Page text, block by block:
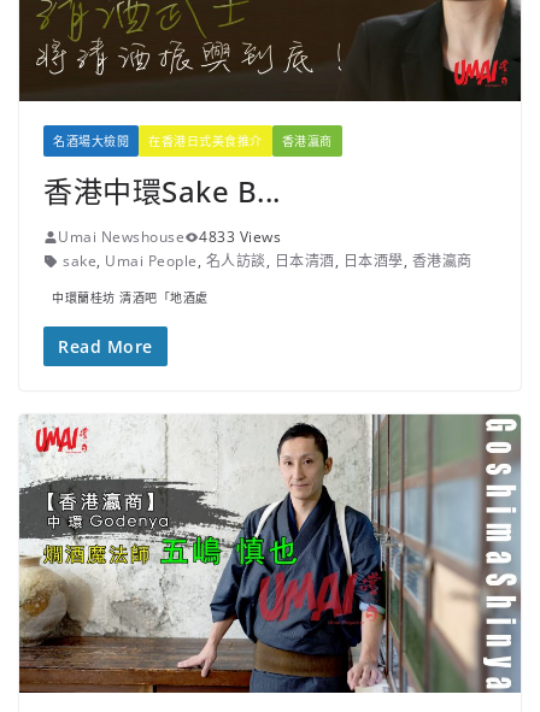
名酒場大檢閱 在香港日式美食推介 香港瀛商
香港中環Sake B...
Umai Newshouse
4833 Views
sake, Umai People, 名人訪談, 日本清酒, 日本酒學, 香港瀛商
中環蘭桂坊 清酒吧「地酒處
Read More